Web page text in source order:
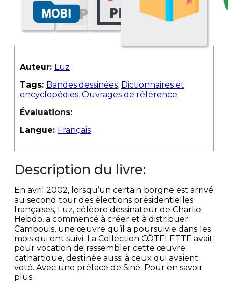
Auteur: Luz
Tags: Bandes dessinées, Dictionnaires et
encyclopédies, Ouvrages de référence
Évaluations:
Langue: Français
Description du livre:
En avril 2002, lorsqu’un certain borgne est arrivé
au second tour des élections présidentielles
françaises, Luz, célèbre dessinateur de Charlie
Hebdo, a commencé à créer et à distribuer
Cambouis, une œuvre qu’il a poursuivie dans les
mois qui ont suivi. La Collection CÔTELETTE avait
pour vocation de rassembler cette œuvre
cathartique, destinée aussi à ceux qui avaient
voté. Avec une préface de Siné. Pour en savoir
plus.